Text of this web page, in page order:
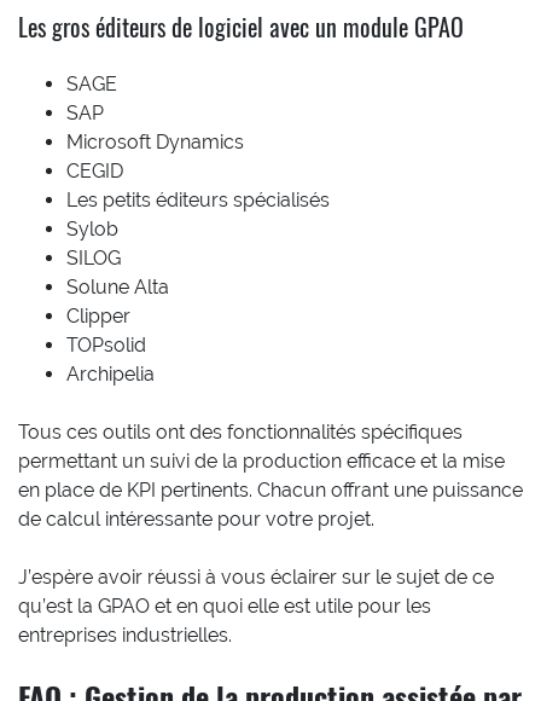
Les gros éditeurs de logiciel avec un module GPAO
SAGE
SAP
Microsoft Dynamics
CEGID
Les petits éditeurs spécialisés
Sylob
SILOG
Solune Alta
Clipper
TOPsolid
Archipelia
Tous ces outils ont des fonctionnalités spécifiques
permettant un suivi de la production efficace et la mise
en place de KPI pertinents. Chacun offrant une puissance
de calcul intéressante pour votre projet.
J’espère avoir réussi à vous éclairer sur le sujet de ce
qu’est la GPAO et en quoi elle est utile pour les
entreprises industrielles.